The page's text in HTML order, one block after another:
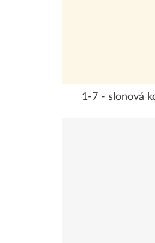
1-7 - slonová